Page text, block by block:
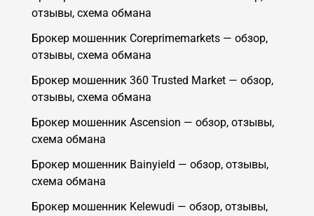
отзывы, схема обмана
Брокер мошенник Coreprimemarkets — обзор,
отзывы, схема обмана
Брокер мошенник 360 Trusted Market — обзор,
отзывы, схема обмана
Брокер мошенник Ascension — обзор, отзывы,
схема обмана
Брокер мошенник Bainyield — обзор, отзывы,
схема обмана
Брокер мошенник Kelewudi — обзор, отзывы,